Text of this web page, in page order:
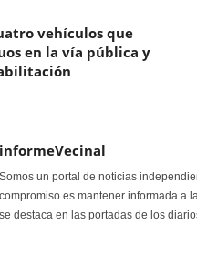
vehículos que
en la vía pública y
informeVecinal
Somos un portal de noticias
compromiso es mantener informada a
se destaca en las portadas de los